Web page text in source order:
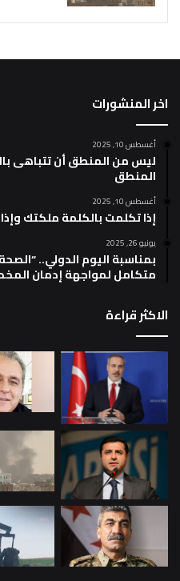
اخر المنشورات
أغسطس 10, 2025
ليس من المنطق أن تتباهى
المنطق
أغسطس 10, 2025
إذا تكلمت بالكلمة ملكتك
يونيو 26, 2025
بمناسبة اليوم الدولي..
متكامل لمواجهة إدمان
الاكثر قراءة